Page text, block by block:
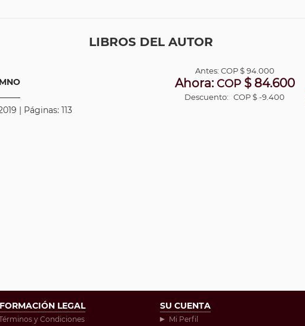
LIBROS DEL AUTOR
| Páginas: 113
Antes: COP$ 94.000
Ahora: COP$ 84.600
Descuento: COP $ -9.400
LEGAL
y Condiciones
SU CUENTA
Mi Perfil